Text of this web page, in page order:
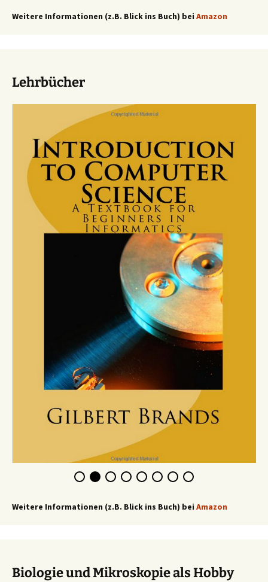
Weitere Informationen (z.B. Blick ins Buch) bei Amazon
Lehrbücher
Weitere Informationen (z.B. Blick ins Buch) bei Amazon
Biologie und Mikroskopie als Hobby